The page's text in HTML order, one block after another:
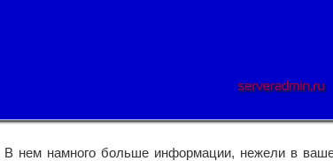
В нем намного больше информации, нежели в